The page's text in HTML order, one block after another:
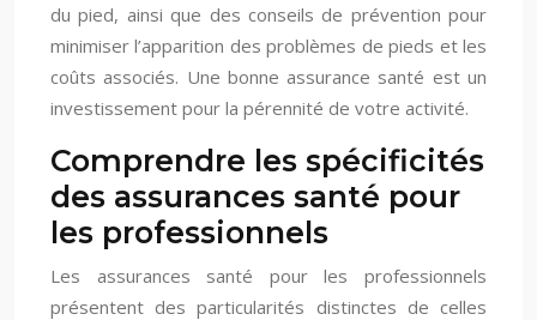
du pied, ainsi que des conseils de prévention pour
minimiser l’apparition des problèmes de pieds et les
coûts associés. Une bonne assurance santé est un
investissement pour la pérennité de votre activité.
Comprendre les spécificités
des assurances santé pour
les professionnels
Les assurances santé pour les professionnels
présentent des particularités distinctes de celles